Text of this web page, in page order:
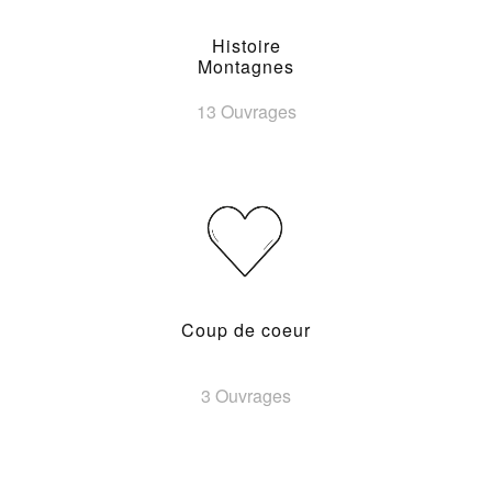
Histoire
Montagnes
13 Ouvrages
Coup de coeur
3 Ouvrages